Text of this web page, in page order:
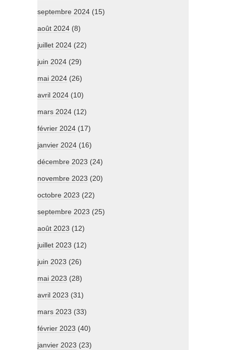
septembre 2024 (15)
août 2024 (8)
juillet 2024 (22)
juin 2024 (29)
mai 2024 (26)
avril 2024 (10)
mars 2024 (12)
février 2024 (17)
janvier 2024 (16)
décembre 2023 (24)
novembre 2023 (20)
octobre 2023 (22)
septembre 2023 (25)
août 2023 (12)
juillet 2023 (12)
juin 2023 (26)
mai 2023 (28)
avril 2023 (31)
mars 2023 (33)
février 2023 (40)
janvier 2023 (23)